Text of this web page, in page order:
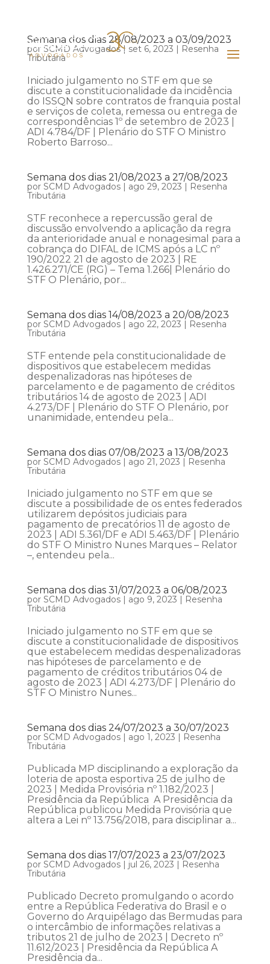
Semana dos dias 28/08/2023 a 03/09/2023
por SCMD Advogados| set 6, 2023 | Resenha
Tributária
Iniciado julgamento no STF em que se
discute a constitucionalidade da incidência
do ISSQN sobre contratos de franquia postal
e serviços de coleta, remessa ou entrega de
correspondências 1º de setembro de 2023 |
ADI 4.784/DF | Plenário do STF O Ministro
Roberto Barroso...
Semana dos dias 21/08/2023 a 27/08/2023
por SCMD Advogados| ago 29, 2023 | Resenha
Tributária
STF reconhece a repercussão geral de
discussão envolvendo a aplicação da regra
da anterioridade anual e nonagesimal para a
cobrança do DIFAL de ICMS após a LC nº
190/2022 21 de agosto de 2023 | RE
1.426.271/CE (RG) – Tema 1.266| Plenário do
STF O Plenário, por...
Semana dos dias 14/08/2023 a 20/08/2023
por SCMD Advogados| ago 22, 2023 | Resenha
Tributária
STF entende pela constitucionalidade de
dispositivos que estabelecem medidas
despenalizadoras nas hipóteses de
parcelamento e de pagamento de créditos
tributários 14 de agosto de 2023 | ADI
4.273/DF | Plenário do STF O Plenário, por
unanimidade, entendeu pela...
Semana dos dias 07/08/2023 a 13/08/2023
por SCMD Advogados| ago 21, 2023 | Resenha
Tributária
Iniciado julgamento no STF em que se
discute a possibilidade de os entes federados
utilizarem depósitos judiciais para
pagamento de precatórios 11 de agosto de
2023 | ADI 5.361/DF e ADI 5.463/DF | Plenário
do STF O Ministro Nunes Marques – Relator
–, entendeu pela...
Semana dos dias 31/07/2023 a 06/08/2023
por SCMD Advogados| ago 9, 2023 | Resenha
Tributária
Iniciado julgamento no STF em que se
discute a constitucionalidade de dispositivos
que estabelecem medidas despenalizadoras
nas hipóteses de parcelamento e de
pagamento de créditos tributários 04 de
agosto de 2023 | ADI 4.273/DF | Plenário do
STF O Ministro Nunes...
Semana dos dias 24/07/2023 a 30/07/2023
por SCMD Advogados| ago 1, 2023 | Resenha
Tributária
Publicada MP disciplinando a exploração da
loteria de aposta esportiva 25 de julho de
2023 | Medida Provisória nº 1.182/2023 |
Presidência da República A Presidência da
República publicou Medida Provisória que
altera a Lei nº 13.756/2018, para disciplinar a...
Semana dos dias 17/07/2023 a 23/07/2023
por SCMD Advogados| jul 26, 2023 | Resenha
Tributária
Publicado Decreto promulgando o acordo
entre a República Federativa do Brasil e o
Governo do Arquipélago das Bermudas para
o intercâmbio de informações relativas a
tributos 21 de julho de 2023 | Decreto nº
11.612/2023 | Presidência da República A
Presidência da...